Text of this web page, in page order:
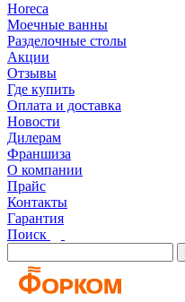
Horeca
Моечные ванны
Разделочные столы
Акции
Отзывы
Где купить
Оплата и доставка
Новости
Дилерам
Франшиза
О компании
Прайс
Контакты
Гарантия
Поиск